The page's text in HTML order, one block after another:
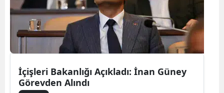
İçişleri Bakanlığı Açıkladı: İnan Güney
Görevden Alındı